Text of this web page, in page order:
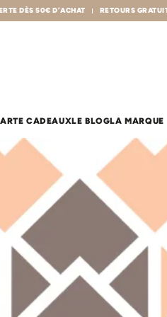
RETOURS GRATUITS SAVOIR-
les sacs
Sac à dos crèche
Sac à langer
Sac banane
la balade
Cache cou
Couverture
Lange & Maxi-lange
Nid d'ange
langer
p
Plaid famille
Poncho de bain
Poncho de
Protège
Protège livret
r
Range doudou
Rideau
CADEAUXLE BLOGLA MARQUE